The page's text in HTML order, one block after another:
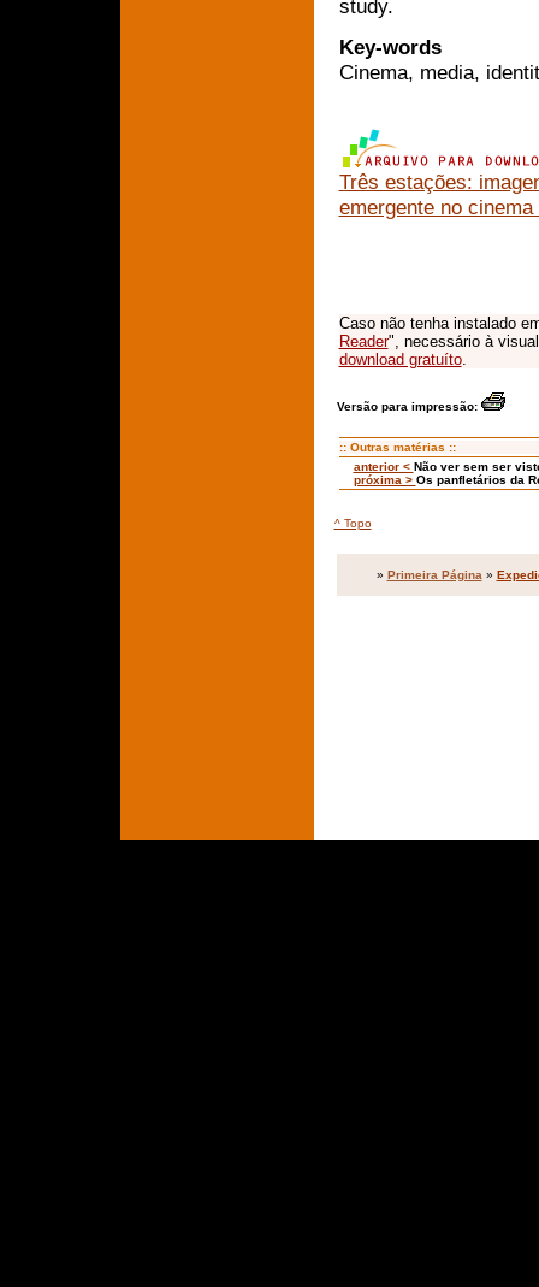
study.
Key-words
Cinema, media,
Três estações:
emergente no
Caso não tenha instalado
Reader", necessário à
download gratuíto.
Versão para impressão:
:: Outras matérias ::
anterior < Não ver sem ser
próxima > Os panfletários da
^ Topo
» Primeira Página »